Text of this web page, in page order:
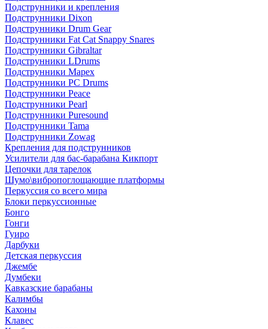
Подструнники и крепления
Подструнники Dixon
Подструнники Drum Gear
Подструнники Fat Cat Snappy Snares
Подструнники Gibraltar
Подструнники LDrums
Подструнники Mapex
Подструнники PC Drums
Подструнники Peace
Подструнники Pearl
Подструнники Puresound
Подструнники Tama
Подструнники Zowag
Крепления для подструнников
Усилители для бас-барабана Кикпорт
Цепочки для тарелок
Шумо\вибропоглощающие платформы
Перкуссия со всего мира
Блоки перкуссионные
Бонго
Гонги
Гуиро
Дарбуки
Детская перкуссия
Джембе
Думбеки
Кавказские барабаны
Калимбы
Кахоны
Клавес